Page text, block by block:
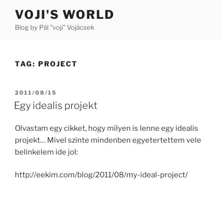
content
VOJI'S WORLD
Blog by Pál "voji" Vojácsek
TAG: PROJECT
POSTED
ON
2011/08/15
Egy idealis projekt
Olvastam egy cikket, hogy milyen is lenne egy idealis
projekt… Mivel szinte mindenben egyetertettem vele
belinkelem ide jol:
http://eekim.com/blog/2011/08/my-ideal-project/